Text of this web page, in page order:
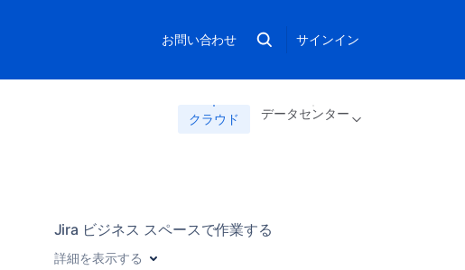
お問い合わせ サインイン
クラウド データセンター
Jira ビジネス スペースで作業する
詳細を表示する